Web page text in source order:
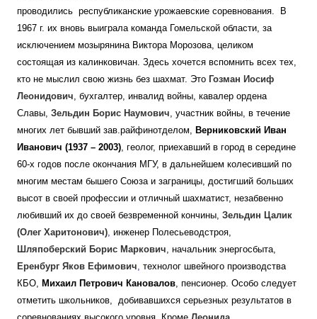
проводились республиканские урожаевские соревнования. В
1967 г. их вновь выиграла команда Гомельской области, за
исключением мозырянина Виктора Морозова, целиком
состоящая из калинковичан. Здесь хочется вспомнить всех тех,
кто не мыслил свою жизнь без шахмат. Это Гозман Иосиф
Леонидович , бухгалтер, инвалид войны, кавалер ордена
Славы, Зельдин Борис Наумович , участник войны, в течение
многих лет бывший зав.райфинотделом, Верниковский Иван
Иванович (1937 – 2003) , геолог, приехавший в город в середине
60-х годов после окончания МГУ, в дальнейшем колесивший по
многим местам бышего Союза и заграницы, достигший больших
высот в своей профессии и отличный шахматист, незабвенно
любивший их до своей безвременной кончины, Зельдин Цалик
(Олег Харитонович) инженер Полесьеводстроя,
Шляпоберский Борис Маркович , начальник энергосбыта,
Еренбург Яков Ефимович технолог швейного производства
КБО, Михаил Петрович Кановалов , пенсионер. Особо следует
отметить школьников, добивавшихся серьезных результатов в